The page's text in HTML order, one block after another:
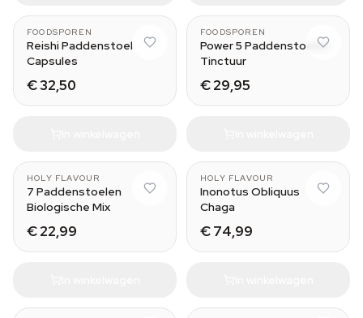
FOODSPOREN
Reishi Paddenstoel
Capsules
€ 32,50
FOODSPOREN
Power 5 Paddenstoelen
Tinctuur
€ 29,95
HOLY FLAVOUR
7 Paddenstoelen
Biologische Mix
€ 22,99
HOLY FLAVOUR
Inonotus Obliquus
Chaga
€ 74,99